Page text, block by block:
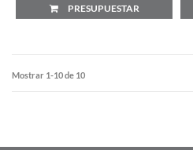
PRESUPUESTAR
Mostrar 1-10 de 10